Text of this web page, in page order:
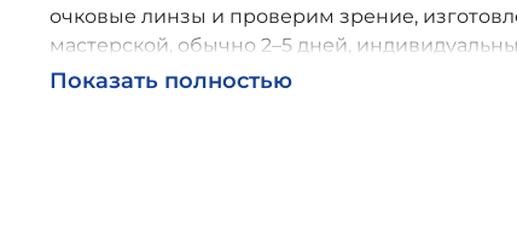
очковые линзы и проверим зрение,
мастерской, обычно 2–5 дней,
Возможна доставка по России.
Показать полностью